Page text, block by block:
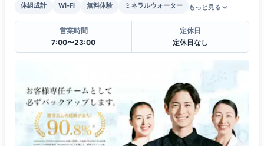
体組成計
Wi-Fi 無料体験 ミネラルウォーター もっと見る
営業時間
7:00〜23:00
定休日
定休日なし